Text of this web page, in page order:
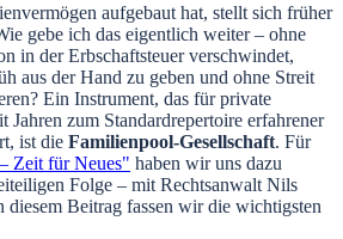
aufgebaut hat, stellt sich früher
gebe ich das eigentlich weiter – ohne
in der Erbschaftsteuer verschwindet,
aus der Hand zu geben und ohne Streit
Ein Instrument, das für private
Jahren zum Standardrepertoire erfahrener
ist die Familienpool-Gesellschaft. Für
Zeit für Neues" haben wir uns dazu
Folge – mit Rechtsanwalt Nils
diesem Beitrag fassen wir die wichtigsten